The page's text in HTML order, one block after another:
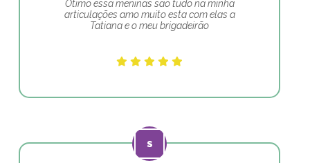
Ótimo essa meninas são tudo na minha
articulações amo muito esta com elas a
Tatiana e o meu brigadeirão